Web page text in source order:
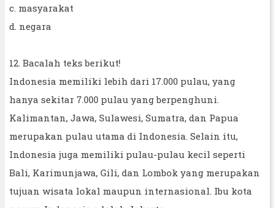
c. masyarakat
d. negara
12. Bacalah teks berikut!
Indonesia memiliki lebih dari 17.000 pulau, yang
hanya sekitar 7.000 pulau yang berpenghuni.
Kalimantan, Jawa, Sulawesi, Sumatra, dan Papua
merupakan pulau utama di Indonesia. Selain itu,
Indonesia juga memiliki pulau-pulau kecil seperti
Bali, Karimunjawa, Gili, dan Lombok yang merupakan
tujuan wisata lokal maupun internasional. Ibu kota